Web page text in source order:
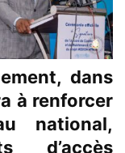
dans
à renforcer
national,
d’accès